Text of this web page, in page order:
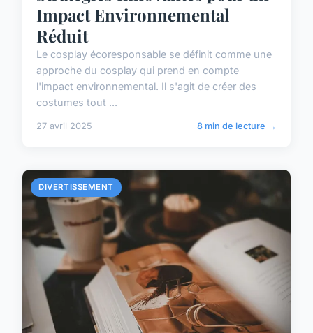
Impact Environnemental
Réduit
Le cosplay écoresponsable se définit comme une
approche du cosplay qui prend en compte
l'impact environnemental. Il s'agit de créer des
costumes tout ...
27 avril 2025 8 min de lecture →
DIVERTISSEMENT